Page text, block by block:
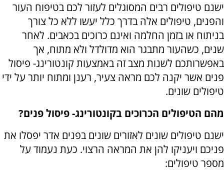
ישנם טיפולים רבים המסוגלים לעזור לכם בטיפוח העור
והפנים, טיפולים אלה בדרך כלל יעשו ללא כל צורך
בניתוח או בזמן החלמה ואינם כרוכים בכאבים. לאחר
שנים, כשהעור מתבגר הוא מדולדל ולא מתוח, אך
באפשרותכם לשנות מצב זה באמצעות קונטורינג- פיסול
פנים אשר יקנה לכם מראה צעיר, רענן ומתוח יותר על ידי
טיפולים שונים.
מהם הטיפולים הכרוכים בקונטורינג- פיסול פנים?
ישנם טיפולים שונים לאזורים שונים בפנים אדר יפסלו את
פניכם ויעניקו להן את המראה הרצוי. כעת נעמוד על
מספר טיפולים: